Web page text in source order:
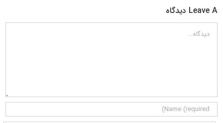
Leave A دیدگاه
دیدگاه